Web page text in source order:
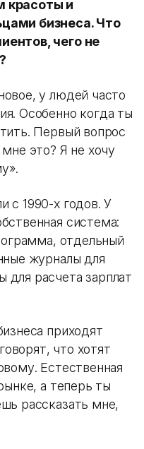
красоты и
бизнеса. Что
чего не
у людей часто
Особенно когда ты
Первый вопрос
это? Я не хочу
с 1990-х годов. У
система:
отдельный
журналы для
расчета зарплат
приходят
что хотят
Естественная
а теперь ты
рассказать мне,